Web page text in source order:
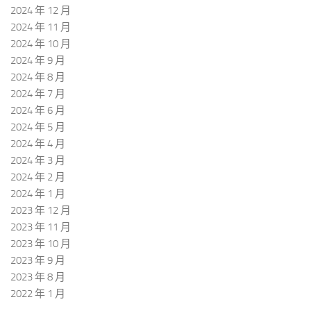
2024 年 12 月
2024 年 11 月
2024 年 10 月
2024 年 9 月
2024 年 8 月
2024 年 7 月
2024 年 6 月
2024 年 5 月
2024 年 4 月
2024 年 3 月
2024 年 2 月
2024 年 1 月
2023 年 12 月
2023 年 11 月
2023 年 10 月
2023 年 9 月
2023 年 8 月
2022 年 1 月